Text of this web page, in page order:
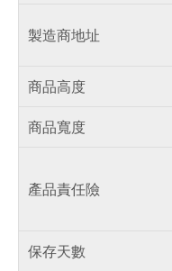
製造商地址
商品高度
商品寬度
產品責任險
保存天數